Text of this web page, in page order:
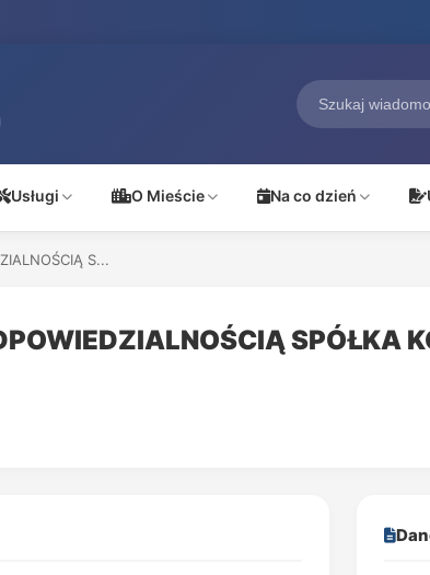
Usługi O Mieście Na co dzień
S...
SPÓŁKA